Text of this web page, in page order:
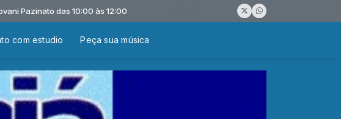
das 10:00 às 12:00
com estudio Peça sua música